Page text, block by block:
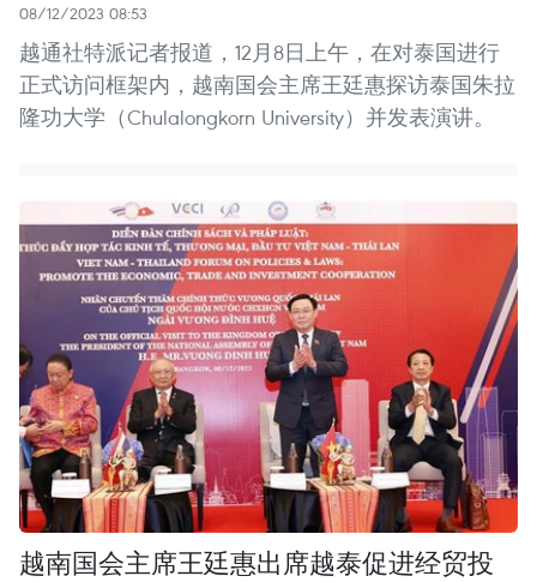
08/12/2023 08:53
越通社特派记者报道，12月8日上午，在对泰国进行
正式访问框架内，越南国会主席王廷惠探访泰国朱拉
隆功大学（Chulalongkorn University）并发表演讲。
越南国会主席王廷惠出席越泰促进经贸投